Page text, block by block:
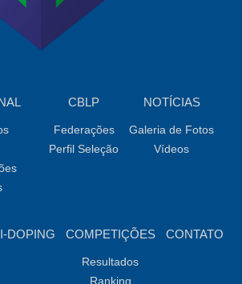
CBLP
Federações
Perfil Seleção
NOTÍCIAS
Galeria de Fotos
Vídeos
DOPING COMPETIÇÕES
Resultados
Ranking
CONTATO